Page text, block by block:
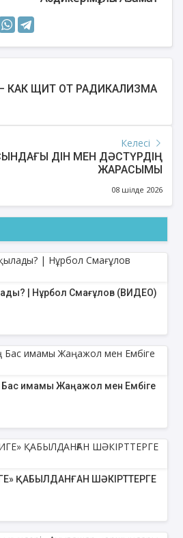
КАК ЩИТ ОТ РАДИКАЛИЗМА
Келесі
ДІН МЕН ДӘСТҮРДІҢ
ЖАРАСЫМЫ
08 шілде 2026
| Нұрбол Смағұлов (ВИДЕО)
имамы Жаңажол мен Ембіге
ҚАБЫЛДАНҒАН ШӘКІРТТЕРГЕ